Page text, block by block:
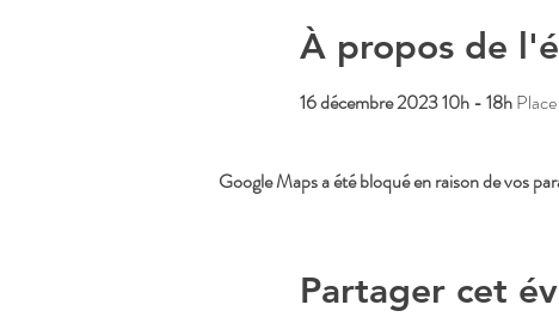
À propos de
16 décembre 2023 10h - 18h
Google Maps a été bloqué en raison de vos
Partager cet